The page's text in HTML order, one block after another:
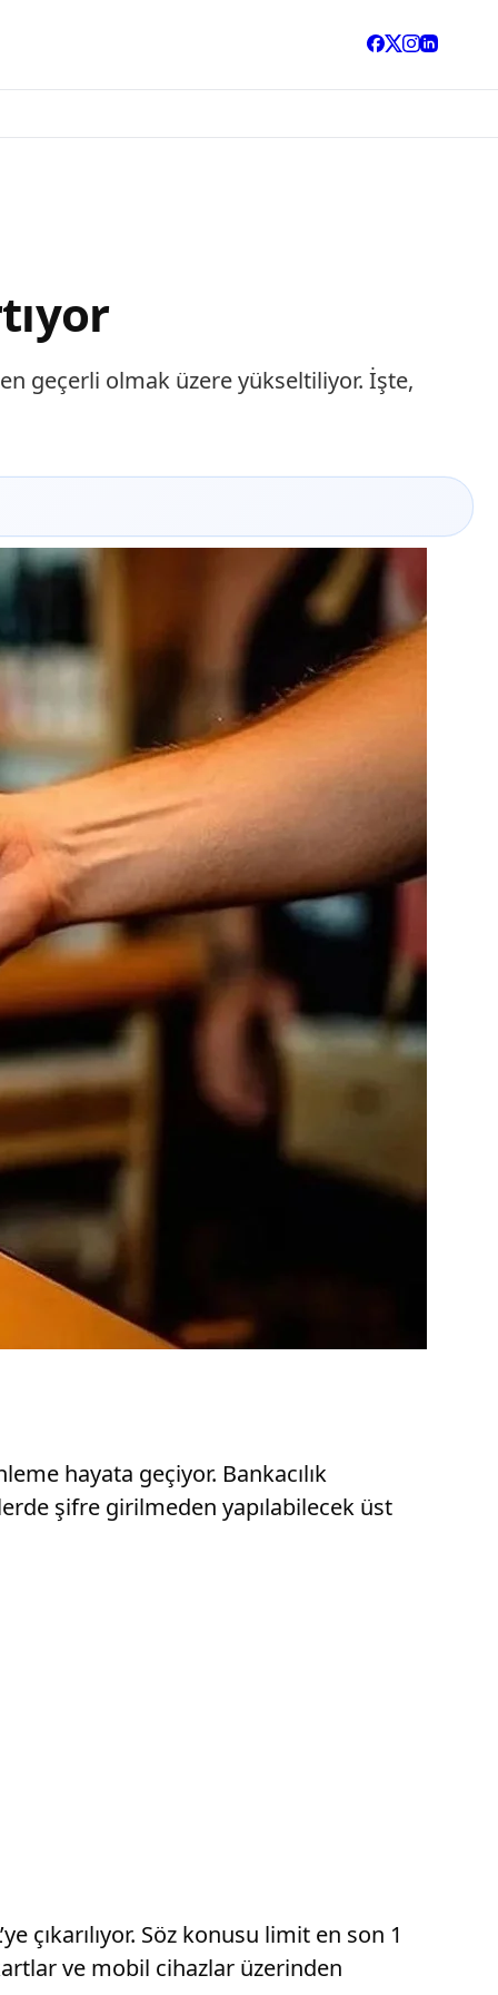
geçerli olmak üzere yükseltiliyor. İşte,
hayata geçiyor. Bankacılık
şifre girilmeden yapılabilecek üst
çıkarılıyor. Söz konusu limit en son 1
ve mobil cihazlar üzerinden